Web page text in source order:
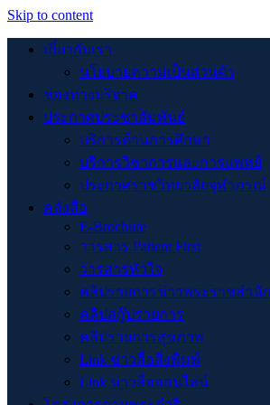
Skip to content
เกี่ยวกับเรา
นโยบายความเป็นส่วนตัว
ช่องทางบริจาค
ประกาศประชาสัมพันธ์
บริการด้านการศึกษา
บริการวิชาการและการแพทย์
ประกาศราชวิทยาลัยจุฬาภรณ์
คลังสื่อ
E-Brochure
วารสาร Patient First
วารสารหัวใจ
คลิปรายการข่าวพระราชสำนัก
คลิปสกู๊ปรายการ
คลิปรายการสุขภาพ
Link ข่าวสื่อสิ่งพิมพ์
Link ข่าวสื่อออนไลน์